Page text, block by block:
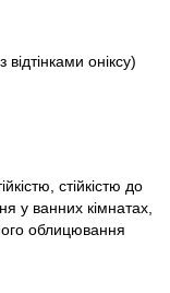
оніксу)
стійкістю до
у ванних кімнатах,
облицювання